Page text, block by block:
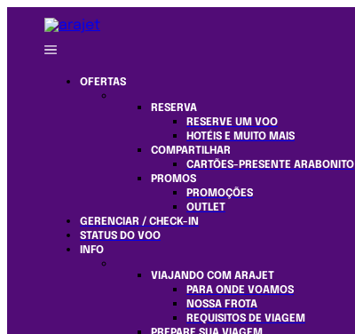
OFERTAS
RESERVA
RESERVE UM VOO
HOTÉIS E MUITO MAIS
COMPARTILHAR
CARTÕES-PRESENTE ARABONITO
PROMOS
PROMOÇÕES
OUTLET
GERENCIAR / CHECK-IN
STATUS DO VOO
INFO
VIAJANDO COM ARAJET
PARA ONDE VOAMOS
NOSSA FROTA
REQUISITOS DE VIAGEM